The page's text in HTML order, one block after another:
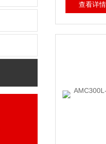
查看详情